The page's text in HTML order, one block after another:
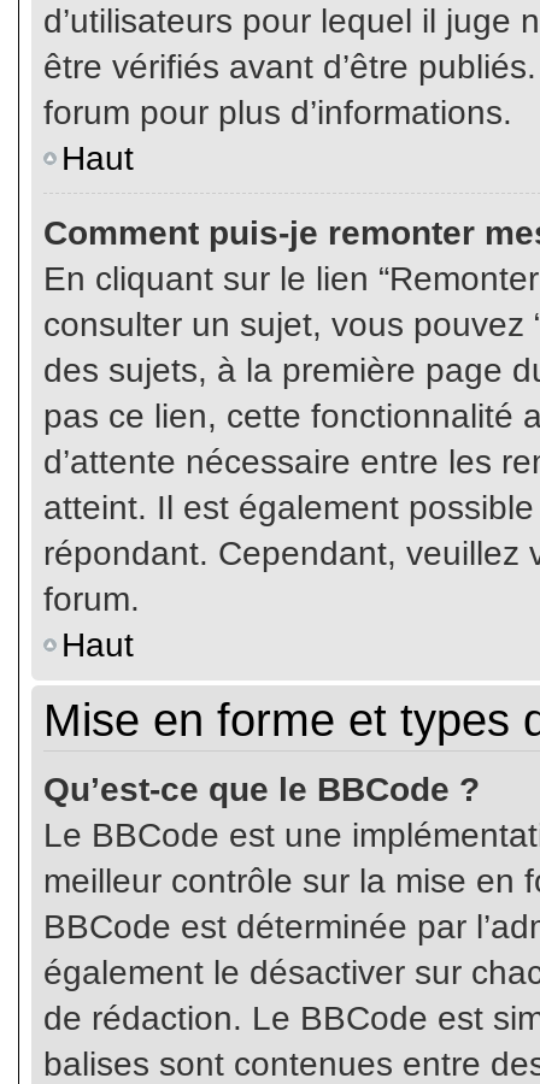
d’utilisateurs pour lequel il juge
être vérifiés avant d’être
forum pour plus d’informations.
Haut
Comment puis-je remonter
En cliquant sur le lien
consulter un sujet, vous pouvez
des sujets, à la première page
pas ce lien, cette fonctionnalité
d’attente nécessaire entre les
atteint. Il est également
répondant. Cependant, veuillez
forum.
Haut
Mise en forme et types
Qu’est-ce que le BBCode ?
Le BBCode est une
meilleur contrôle sur la mise en
BBCode est déterminée par
également le désactiver sur
de rédaction. Le BBCode est
balises sont contenues entre